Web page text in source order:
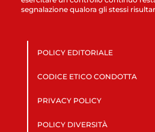
segnalazione qualora gli stessi
POLICY EDITORIALE
CODICE ETICO CONDOTTA
PRIVACY POLICY
POLICY DIVERSITÀ